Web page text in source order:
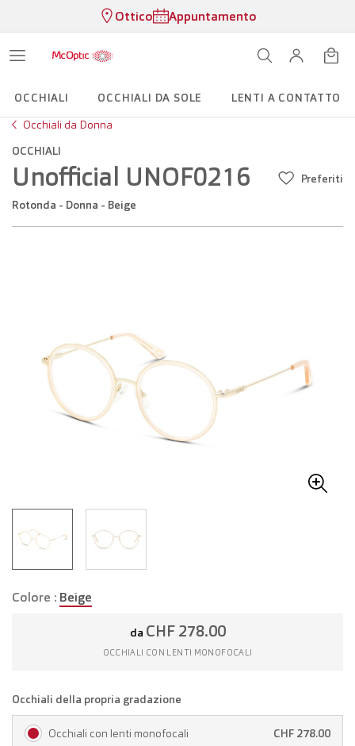
Ottico Appuntamento
OCCHIALI OCCHIALI DA SOLE
LENTI A CONTATTO
Occhiali da Donna
OCCHIALI
Unofficial UNOF0216
Rotonda - Donna - Beige
Preferiti
Colore : Beige
da CHF 278.00
OCCHIALI CON LENTI MONOFOCALI
Occhiali della propria gradazione
Occhiali con lenti monofocali CHF 278.00